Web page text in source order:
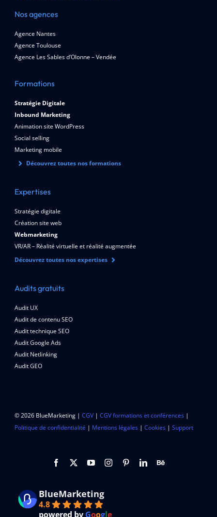
Nos agences
Agence Nantes
Agence Toulouse
Agence Les Sables d’Olonne – Vendée
Formations
Stratégie Digitale
Inbound Marketing
Animation site WordPress
Social selling
Marketing mobile
Découvrez toutes nos formations
Expertises
Stratégie digitale
Création site web
Webmarketing
VR/AR – Réalité virtuelle et réalité augmentée
Découvrez toutes nos expertises
Audits gratuits
Audit UX
Audit de contenu SEO
Audit technique SEO
Audit Google Ads
Audit Netlinking
Audit GEO
© 2026 BlueMarketing | CGV| CGV formations et conférences|
Politique de confidentialité | Mentions légales| Cookies| Support
BlueMarketing
4.8
powered by Google